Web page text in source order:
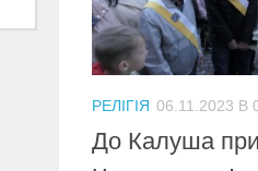
РЕЛІГІЯ 06.11.2023 В
До Калуша